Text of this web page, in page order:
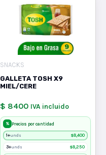
SNACKS
GALLETA TOSH X9
MIEL/CERE
$ 8400 IVA incluido
% Precios por cantidad
1+unds $8,400
3+unds $8,250